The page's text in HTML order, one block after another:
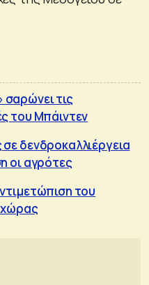
τις
του Μπάιντεν
δενδροκαλλιέργεια
οι αγρότες
του
χώρας